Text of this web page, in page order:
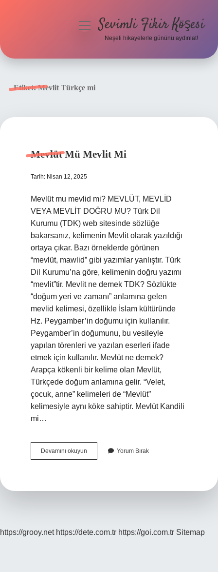
menüyüSevimli Fikir Köşesi
Neşeli hikayelerle gününü aydınlat!
Etiket:Mevlit Türkçe mi
Mevlüt Mü Mevlit Mi
Tarih: Nisan 12, 2025
Mevlüt mu mevlid mi? MEVLÜT, MEVLİD
VEYA MEVLİT DOĞRU MU? Türk Dil
Kurumu (TDK) web sitesinde sözlüğe
bakarsanız, kelimenin Mevlit olarak yazıldığı
ortaya çıkar. Bazı örneklerde görünen
“mevlüt, mawlid” gibi yazımlar yanlıştır. Türk
Dil Kurumu’na göre, kelimenin doğru yazımı
“mevlit”tir. Mevlit ne demek TDK? Sözlükte
“doğum yeri ve zamanı” anlamına gelen
mevlid kelimesi, özellikle İslam kültüründe
Hz. Peygamber’in doğumu için kullanılır.
Peygamber’in doğumunu, bu vesileyle
yapılan törenleri ve yazılan eserleri ifade
etmek için kullanılır. Mevlüt ne demek?
Arapça kökenli bir kelime olan Mevlüt,
Türkçede doğum anlamına gelir. “Velet,
çocuk, anne” kelimeleri de “Mevlüt”
kelimesiyle aynı köke sahiptir. Mevlüt Kandili
mi…
Devamını okuyun
Mü
Yorum Bırak
https://grooy.net https://dete.com.tr https://goi.com.tr Sitemap